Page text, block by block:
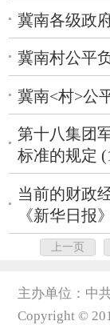
冀南各级政
冀南村公平
冀南<村>公
第十八集团
标准的规定
当前的财政
《新华日报
上一页
主办单位：中
Copyright ©